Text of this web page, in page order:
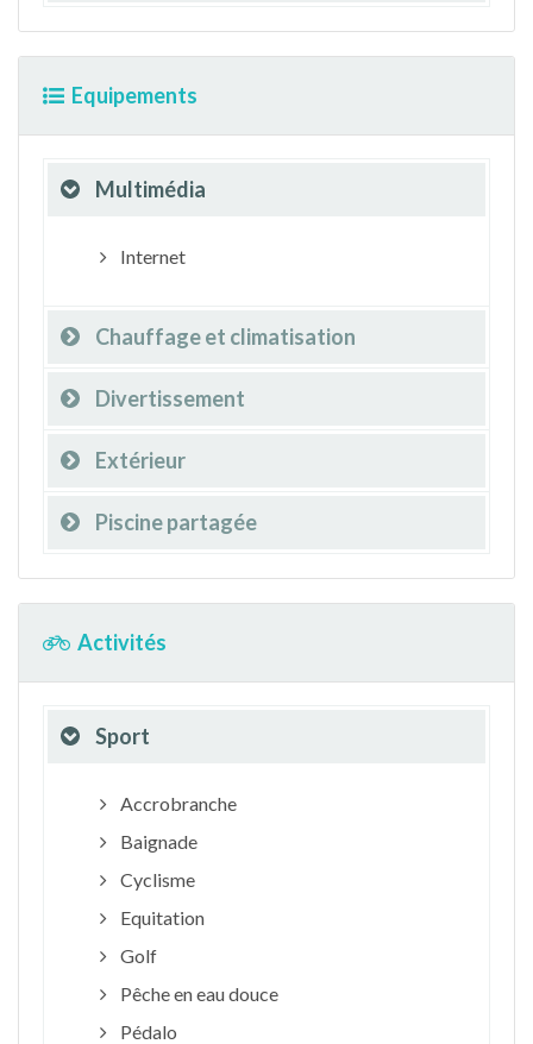
Equipements
Multimédia
Internet
Chauffage et climatisation
Divertissement
Extérieur
Piscine partagée
Activités
Sport
Accrobranche
Baignade
Cyclisme
Equitation
Golf
Pêche en eau douce
Pédalo